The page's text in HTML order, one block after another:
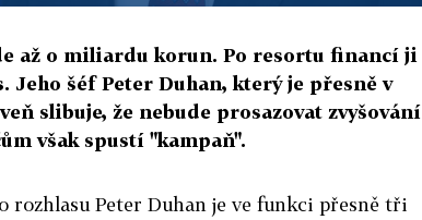
až o miliardu korun. Po resortu financí ji
Jeho šéf Peter Duhan, který je přesně v
slibuje, že nebude prosazovat zvyšování
však spustí "kampaň".
rozhlasu Peter Duhan je ve funkci přesně tři